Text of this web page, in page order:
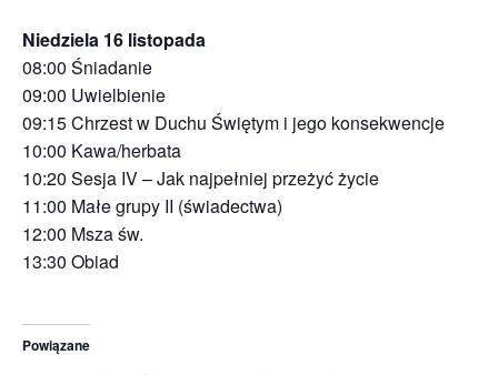
Niedziela 16 listopada
08:00 Śniadanie
09:00 Uwielbienie
09:15 Chrzest w Duchu Świętym i jego konsekwencje
10:00 Kawa/herbata
10:20 Sesja IV – Jak najpełniej przeżyć życie
11:00 Małe grupy II (świadectwa)
12:00 Msza św.
13:30 Obiad
Powiązane